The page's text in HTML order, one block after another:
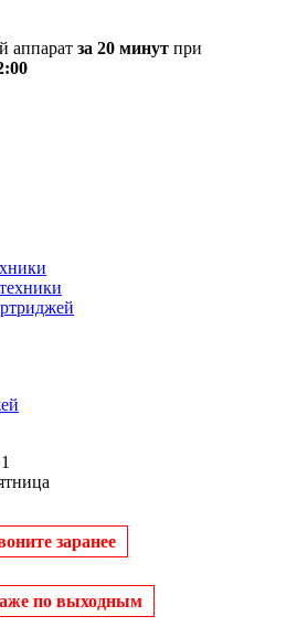
аппарат за 20 минут при
заранее
по выходным